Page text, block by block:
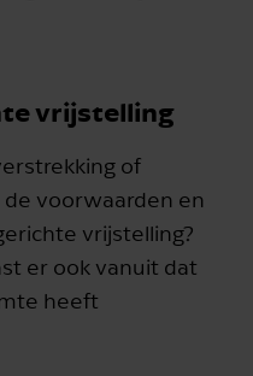
vrijstelling
of
voorwaarden en
vrijstelling?
er ook vanuit dat
heeft